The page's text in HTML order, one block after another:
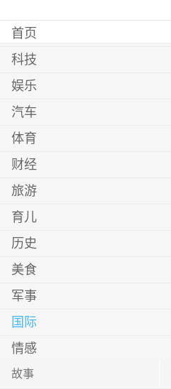
首页
科技
娱乐
汽车
体育
财经
旅游
育儿
历史
美食
军事
国际
情感
故事